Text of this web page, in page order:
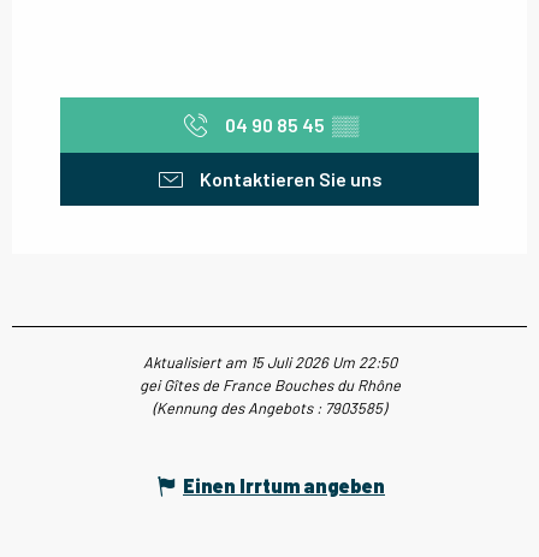
04 90 85 45 ▒▒
Kontaktieren Sie uns
Aktualisiert am 15 Juli 2026 Um 22:50
gei Gîtes de France Bouches du Rhône
(Kennung des Angebots : 7903585)
Einen Irrtum angeben